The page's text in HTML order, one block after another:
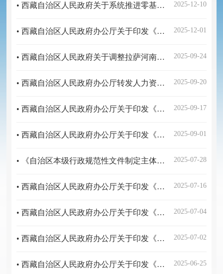
2025-12-10
• 西藏自治区人民政府关于系统推进零基预算改革 构建“2＋1”现代财政综合管理体系的指导意见
2025-12-01
• 西藏自治区人民政府办公厅关于印发《西藏自治区进一步激发经营主体活力推动投资促进高质量发展的若干措施》​的通知
2025-09-24
• 西藏自治区人民政府关于调整拉萨河南岸河道管理范围的通告
2025-09-20
• 西藏自治区人民政府办公厅转发人力资源社会保障厅关于调整我区最低工资标准意见的通知
2025-09-17
• 西藏自治区人民政府办公厅关于印发《西藏自治区进一步加强绿色矿山建设的若干措施 》的通知
2025-09-01
• 西藏自治区人民政府办公厅关于印发《财政支持文化旅游产业高质量发​展十二条措施 》的通知
2025-07-28
• 《自治区本级行政规范性文件制定主体清单》
2025-07-16
• 西藏自治区人民政府办公厅关于印发《自治区本级行政规范性文件制定主体清单》的通知
2025-07-04
• 西藏自治区人民政府办公厅关于印发《西藏自治区支持 中小企业高质量发展若干措施》的通知
2025-07-02
• 西藏自治区人民政府办公厅关于印发《西藏自治区支持中小企业高质量发展若干措施》的通知
2025-06-25
• 西藏自治区人民政府办公厅关于印发《西藏自治区提振消费专项行动政策措施》的通知